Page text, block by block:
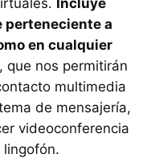
Incluye
perteneciente a
en cualquier
, que nos permitirán
multimedia
de mensajería,
videoconferencia
lingofón.